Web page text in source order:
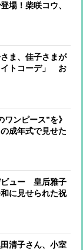
場！柴咲コウ、
らはハートポー
ま、佳子さまが
イトコーデ」 お
に注目
ワンピース”を》
成年式で見せた
の思い
ビュー 皇后雅子
に見せられた祝
清子さん、小室